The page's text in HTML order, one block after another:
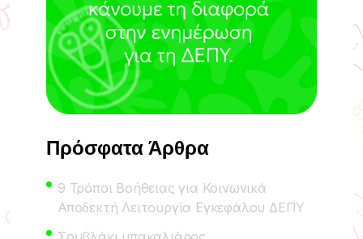
Πρόσφατα Άρθρα
9 Τρόποι Βοήθειας για Κοινωνικά
Αποδεκτή Λειτουργία Εγκεφάλου ΔΕΠΥ